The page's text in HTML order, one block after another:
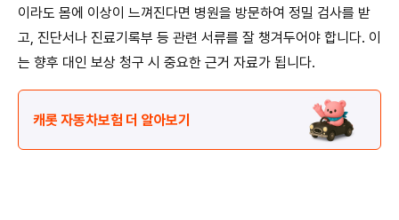
이라도 몸에 이상이 느껴진다면 병원을 방문하여 정밀 검사를 받
고, 진단서나 진료기록부 등 관련 서류를 잘 챙겨두어야 합니다. 이
는 향후 대인 보상 청구 시 중요한 근거 자료가 됩니다.
캐롯 자동차보험 더 알아보기